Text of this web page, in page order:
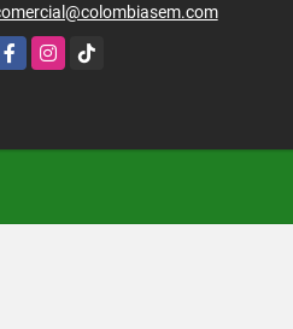
FacebookInstagram
TikTok